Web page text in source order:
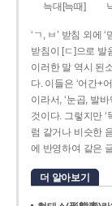
늑대[늑때]
‘ㄱ, ㅂ’ 받침 외에
받침이 [ㄷ]으로 발
이러한 말 역시 된
다. 이들은 ‘어간+
이라서, ‘눈곱, 발
것이다. 그렇지만 ‘
럼 같거나 비슷한
에 반영하여 같은
더 알아보기